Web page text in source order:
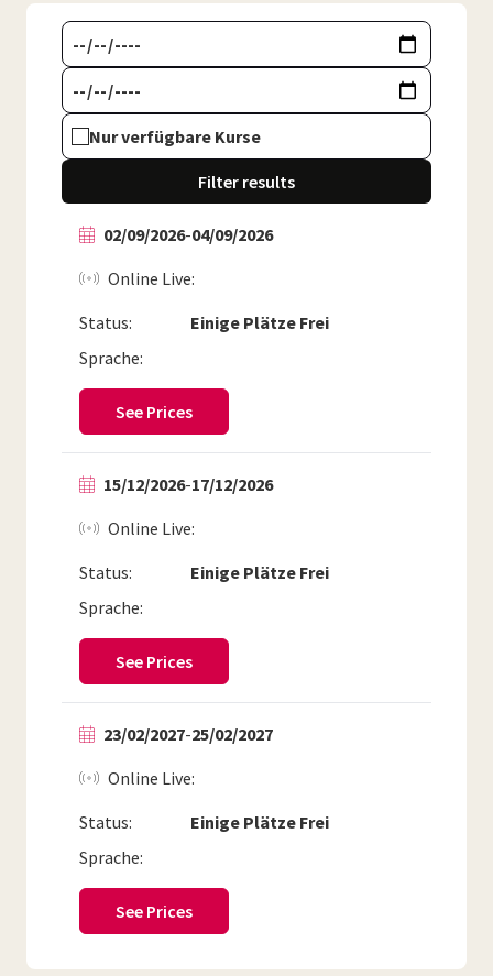
Nur verfügbare Kurse
Filter results
02/09/2026-04/09/2026
Status: Einige Plätze Frei
Online Live
Sprache:
See Prices
15/12/2026-17/12/2026
Status: Einige Plätze Frei
Online Live
Sprache:
See Prices
23/02/2027-25/02/2027
Status: Einige Plätze Frei
Online Live
Sprache:
See Prices